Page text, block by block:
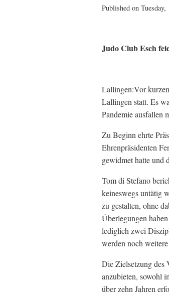
Published on
Judo Club Esch
Lallingen:Vor
Lallingen statt. Es
Pandemie ausfallen
Zu Beginn ehrte
Ehrenpräsidenten
gewidmet hatte und
Tom di Stefano
keineswegs untätig
zu gestalten, ohne
Überlegungen
lediglich zwei
werden noch
Die Zielsetzung des
anzubieten, sowohl
über zehn Jahren